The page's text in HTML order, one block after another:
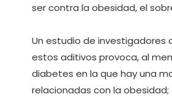
ser contra la obesidad, el
Un estudio de investigadores
estos aditivos provoca, al
diabetes en la que hay una
relacionadas con la